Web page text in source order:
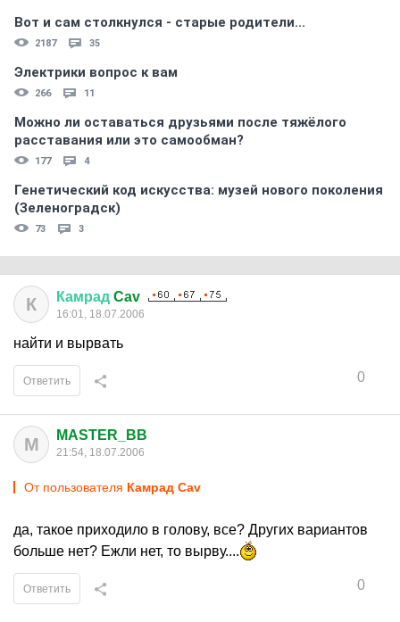
Вот и сам столкнулся - старые родители...
2187 35
Электрики вопрос к вам
266 11
Можно ли оставаться друзьями после тяжёлого
расставания или это самообман?
177 4
Генетический код искусства: музей нового поколения
(Зеленоградск)
73 3
К Камрад Cav
16:01, 18.07.2006
найти и вырвать
0
Ответить
M MASTER_BB
21:54, 18.07.2006
От пользователя Камрад Cav
да, такое приходило в голову, все? Других вариантов
больше нет? Ежли нет, то вырву....
0
Ответить